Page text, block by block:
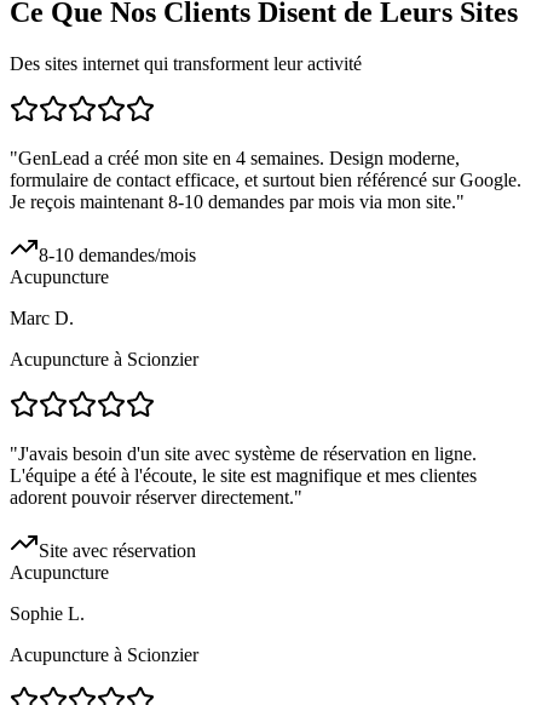
Ce Que Nos Clients Disent de Leurs Sites
Des sites internet qui transforment leur activité
"GenLead a créé mon site en 4 semaines. Design moderne,
formulaire de contact efficace, et surtout bien référencé sur Google.
Je reçois maintenant 8-10 demandes par mois via mon site."
8-10 demandes/mois
Acupuncture
Marc D.
Acupuncture à Scionzier
"J'avais besoin d'un site avec système de réservation en ligne.
L'équipe a été à l'écoute, le site est magnifique et mes clientes
adorent pouvoir réserver directement."
Site avec réservation
Acupuncture
Sophie L.
Acupuncture à Scionzier